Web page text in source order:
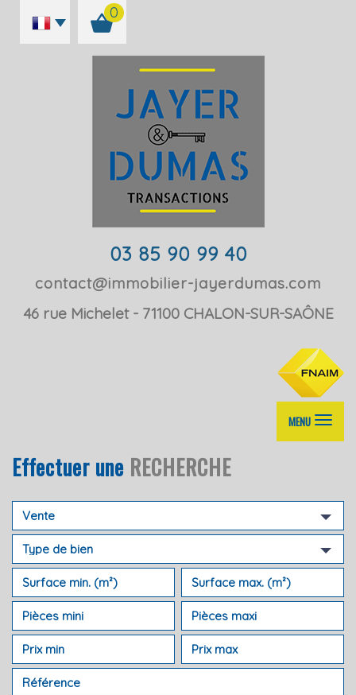
0
03 85 90 99 40
contact@immobilier-jayerdumas.com
46 rue Michelet
71100 CHALON-SUR-SAÔNE
MENU
Effectuer une RECHERCHE
Vente
Type de bien